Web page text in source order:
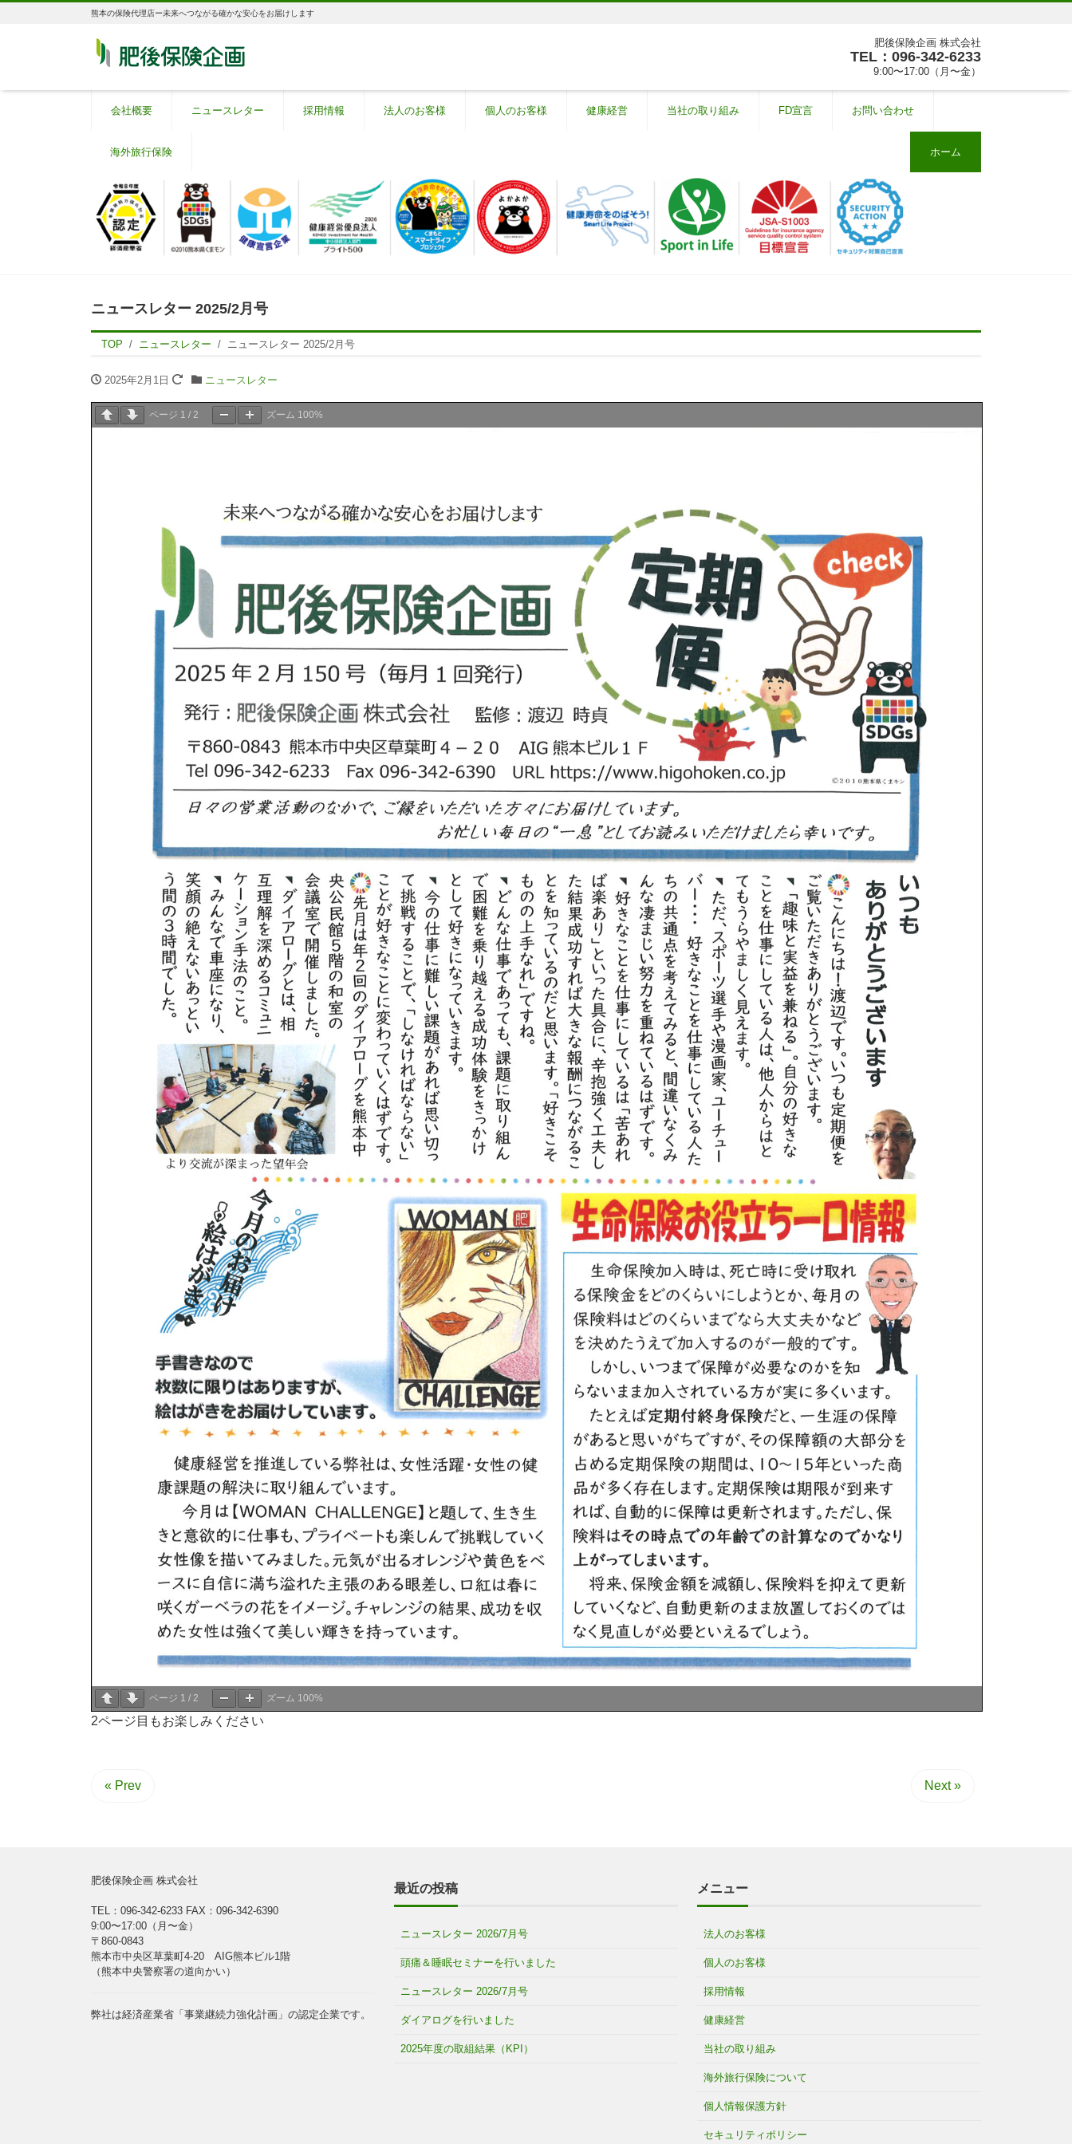
熊本の保険代理店ー未来へつながる確かな安心をお届けします
肥後保険企画 株式会社
TEL：096-342-6233
9:00〜17:00（月〜金）
会社概要 ニュースレター 採用情報 法人のお客様 個人のお客様 健康経営 当社の取り組み FD宣言 お問い合わせ
海外旅行保険 ホーム
ニュースレター 2025/2月号
TOP ニュースレター ニュースレター 2025/2月号
2025年2月1日 ニュースレター
ページ 1 / 2 ズーム 100%
ページ 1 / 2 ズーム 100%
2ページ目もお楽しみください
« Prev Next »
肥後保険企画 株式会社
TEL：096-342-6233 FAX：096-342-6390
9:00〜17:00（月〜金）
〒860-0843
熊本市中央区草葉町4-20 AIG熊本ビル1階
（熊本中央警察署の道向かい）
弊社は経済産業省「事業継続力強化計画」の認定企業です。
最近の投稿
ニュースレター 2026/7月号
頭痛＆睡眠セミナーを行いました
ニュースレター 2026/7月号
ダイアログを行いました
2025年度の取組結果（KPI）
メニュー
法人のお客様
個人のお客様
採用情報
健康経営
当社の取り組み
海外旅行保険について
個人情報保護方針
セキュリティポリシー